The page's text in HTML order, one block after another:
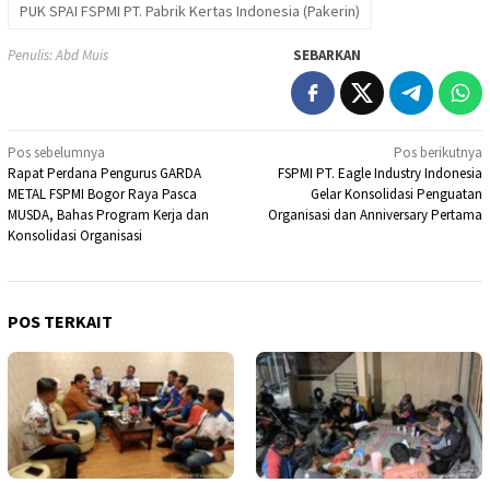
PUK SPAI FSPMI PT. Pabrik Kertas Indonesia (Pakerin)
Penulis: Abd Muis SEBARKAN
Navigasi
pos
Pos sebelumnya
Rapat Perdana Pengurus GARDA
METAL FSPMI Bogor Raya Pasca
MUSDA, Bahas Program Kerja dan
Konsolidasi Organisasi
Pos berikutnya
FSPMI PT. Eagle Industry Indonesia
Gelar Konsolidasi Penguatan
Organisasi dan Anniversary Pertama
POS TERKAIT